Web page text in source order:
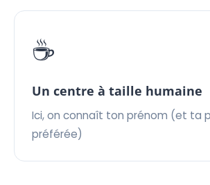
☕
Un centre à taille humaine
Ici, on connaît ton prénom (et ta
préférée)